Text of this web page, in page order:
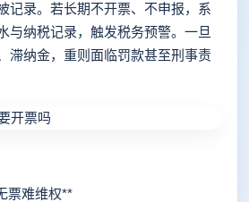
记录。若长期不开票、不申报，系
与纳税记录，触发税务预警。一旦
滞纳金，重则面临罚款甚至刑事责
难维权**